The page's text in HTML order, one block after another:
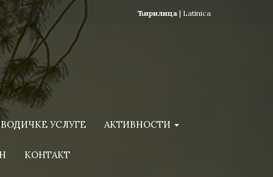
Ћирилица | Latinica
ВОДИЧКЕ УСЛУГЕ АКТИВНОСТИ
КОНТАКТ